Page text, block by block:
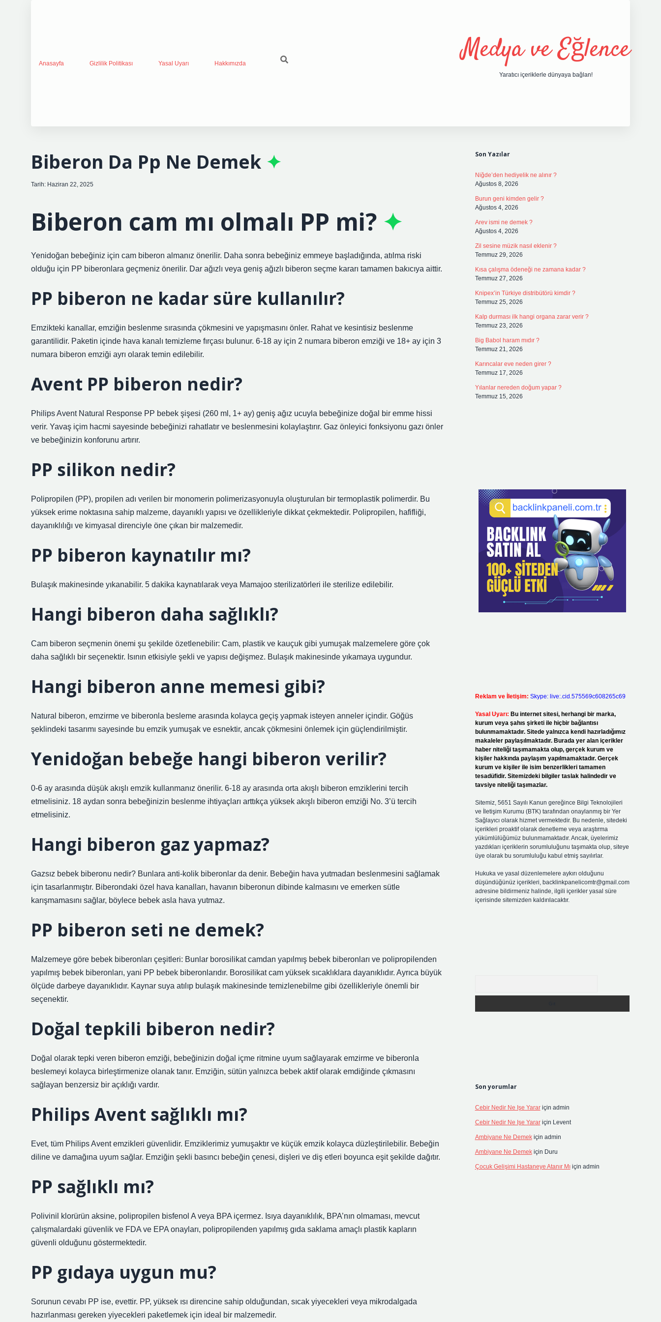
Anasayfa Gizlilik Politikası Yasal Uyarı Hakkımızda Medya ve Eğlence
Yaratıcı içeriklerle dünyaya bağlan!
Biberon Da Pp Ne Demek
Tarih: Haziran 22, 2025
Biberon cam mı olmalı PP mi?
Yenidoğan bebeğiniz için cam biberon almanız önerilir. Daha sonra bebeğiniz emmeye başladığında, atılma riski
olduğu için PP biberonlara geçmeniz önerilir. Dar ağızlı veya geniş ağızlı biberon seçme kararı tamamen bakıcıya aittir.
PP biberon ne kadar süre kullanılır?
Emzikteki kanallar, emziğin beslenme sırasında çökmesini ve yapışmasını önler. Rahat ve kesintisiz beslenme
garantilidir. Paketin içinde hava kanalı temizleme fırçası bulunur. 6-18 ay için 2 numara biberon emziği ve 18+ ay için 3
numara biberon emziği ayrı olarak temin edilebilir.
Avent PP biberon nedir?
Philips Avent Natural Response PP bebek şişesi (260 ml, 1+ ay) geniş ağız ucuyla bebeğinize doğal bir emme hissi
verir. Yavaş içim hacmi sayesinde bebeğinizi rahatlatır ve beslenmesini kolaylaştırır. Gaz önleyici fonksiyonu gazı önler
ve bebeğinizin konforunu artırır.
PP silikon nedir?
Polipropilen (PP), propilen adı verilen bir monomerin polimerizasyonuyla oluşturulan bir termoplastik polimerdir. Bu
yüksek erime noktasına sahip malzeme, dayanıklı yapısı ve özellikleriyle dikkat çekmektedir. Polipropilen, hafifliği,
dayanıklılığı ve kimyasal direnciyle öne çıkan bir malzemedir.
PP biberon kaynatılır mı?
Bulaşık makinesinde yıkanabilir. 5 dakika kaynatılarak veya Mamajoo sterilizatörleri ile sterilize edilebilir.
Hangi biberon daha sağlıklı?
Cam biberon seçmenin önemi şu şekilde özetlenebilir: Cam, plastik ve kauçuk gibi yumuşak malzemelere göre çok
daha sağlıklı bir seçenektir. Isının etkisiyle şekli ve yapısı değişmez. Bulaşık makinesinde yıkamaya uygundur.
Hangi biberon anne memesi gibi?
Natural biberon, emzirme ve biberonla besleme arasında kolayca geçiş yapmak isteyen anneler içindir. Göğüs
şeklindeki tasarımı sayesinde bu emzik yumuşak ve esnektir, ancak çökmesini önlemek için güçlendirilmiştir.
Yenidoğan bebeğe hangi biberon verilir?
0-6 ay arasında düşük akışlı emzik kullanmanız önerilir. 6-18 ay arasında orta akışlı biberon emziklerini tercih
etmelisiniz. 18 aydan sonra bebeğinizin beslenme ihtiyaçları arttıkça yüksek akışlı biberon emziği No. 3’ü tercih
etmelisiniz.
Hangi biberon gaz yapmaz?
Gazsız bebek biberonu nedir? Bunlara anti-kolik biberonlar da denir. Bebeğin hava yutmadan beslenmesini sağlamak
için tasarlanmıştır. Biberondaki özel hava kanalları, havanın biberonun dibinde kalmasını ve emerken sütle
karışmamasını sağlar, böylece bebek asla hava yutmaz.
PP biberon seti ne demek?
Malzemeye göre bebek biberonları çeşitleri: Bunlar borosilikat camdan yapılmış bebek biberonları ve polipropilenden
yapılmış bebek biberonları, yani PP bebek biberonlarıdır. Borosilikat cam yüksek sıcaklıklara dayanıklıdır. Ayrıca büyük
ölçüde darbeye dayanıklıdır. Kaynar suya atılıp bulaşık makinesinde temizlenebilme gibi özellikleriyle önemli bir
seçenektir.
Doğal tepkili biberon nedir?
Doğal olarak tepki veren biberon emziği, bebeğinizin doğal içme ritmine uyum sağlayarak emzirme ve biberonla
beslemeyi kolayca birleştirmenize olanak tanır. Emziğin, sütün yalnızca bebek aktif olarak emdiğinde çıkmasını
sağlayan benzersiz bir açıklığı vardır.
Philips Avent sağlıklı mı?
Evet, tüm Philips Avent emzikleri güvenlidir. Emziklerimiz yumuşaktır ve küçük emzik kolayca düzleştirilebilir. Bebeğin
diline ve damağına uyum sağlar. Emziğin şekli basıncı bebeğin çenesi, dişleri ve diş etleri boyunca eşit şekilde dağıtır.
PP sağlıklı mı?
Polivinil klorürün aksine, polipropilen bisfenol A veya BPA içermez. Isıya dayanıklılık, BPA’nın olmaması, mevcut
çalışmalardaki güvenlik ve FDA ve EPA onayları, polipropilenden yapılmış gıda saklama amaçlı plastik kapların
güvenli olduğunu göstermektedir.
PP gıdaya uygun mu?
Sorunun cevabı PP ise, evettir. PP, yüksek ısı direncine sahip olduğundan, sıcak yiyecekleri veya mikrodalgada
hazırlanması gereken yiyecekleri paketlemek için ideal bir malzemedir.
Son Yazılar
Niğde’den hediyelik ne alınır ?
Ağustos 8, 2026
Burun geni kimden gelir ?
Ağustos 4, 2026
Arev ismi ne demek ?
Ağustos 4, 2026
Zil sesine müzik nasıl eklenir ?
Temmuz 29, 2026
Kısa çalışma ödeneği ne zamana kadar ?
Temmuz 27, 2026
Knipex’in Türkiye distribütörü kimdir ?
Temmuz 25, 2026
Kalp durması ilk hangi organa zarar verir ?
Temmuz 23, 2026
Big Babol haram mıdır ?
Temmuz 21, 2026
Karıncalar eve neden girer ?
Temmuz 17, 2026
Yılanlar nereden doğum yapar ?
Temmuz 15, 2026
Reklam ve İletişim: Skype: live:.cid.575569c608265c69
Yasal Uyarı: Bu internet sitesi, herhangi bir marka,
kurum veya şahıs şirketi ile hiçbir bağlantısı
bulunmamaktadır. Sitede yalnızca kendi hazırladığımız
makaleler paylaşılmaktadır. Burada yer alan içerikler
haber niteliği taşımamakta olup, gerçek kurum ve
kişiler hakkında paylaşım yapılmamaktadır. Gerçek
kurum ve kişiler ile isim benzerlikleri tamamen
tesadüfidir. Sitemizdeki bilgiler taslak halindedir ve
tavsiye niteliği taşımazlar.
Sitemiz, 5651 Sayılı Kanun gereğince Bilgi Teknolojileri
ve İletişim Kurumu (BTK) tarafından onaylanmış bir Yer
Sağlayıcı olarak hizmet vermektedir. Bu nedenle, sitedeki
içerikleri proaktif olarak denetleme veya araştırma
yükümlülüğümüz bulunmamaktadır. Ancak, üyelerimiz
yazdıkları içeriklerin sorumluluğunu taşımakta olup, siteye
üye olarak bu sorumluluğu kabul etmiş sayılırlar.
Hukuka ve yasal düzenlemelere aykırı olduğunu
düşündüğünüz içerikleri, backlinkpanelicomtr@gmail.com
adresine bildirmeniz halinde, ilgili içerikler yasal süre
içerisinde sitemizden kaldırılacaktır.
Son yorumlar
Cebir Nedir Ne Işe Yarariçin admin
Cebir Nedir Ne Işe Yarariçin Levent
Ambiyane Ne Demekiçin admin
Ambiyane Ne Demekiçin Duru
Çocuk Gelişimi Hastaneye Atanır Mıiçin admin